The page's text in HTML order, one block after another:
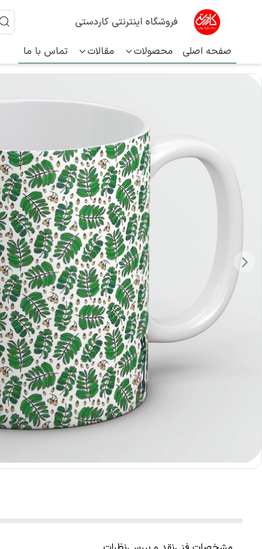
فروشگاه اینترنتی کاردستی
صفحه اصلی محصولات مقالات تماس با ما